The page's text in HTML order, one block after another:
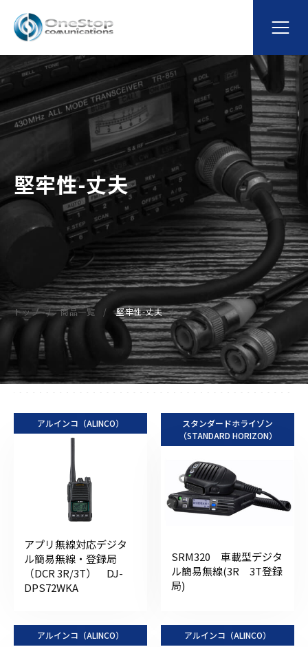
堅牢性-丈夫
トップ 商品一覧 堅牢性-丈夫
アルインコ（ALINCO）
アプリ無線対応デジタ
ル簡易無線・登録局
（DCR 3R/3T） DJ-
DPS72WKA
スタンダードホライゾン
（STANDARD HORIZON）
SRM320 車載型デジタ
ル簡易無線(3R 3T登録
局)
アルインコ（ALINCO） アルインコ（ALINCO）